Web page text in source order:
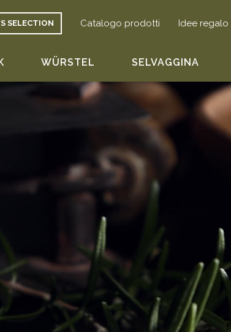
SELECTION Catalogo prodotti Idee regalo
WÜRSTEL SELVAGGINA